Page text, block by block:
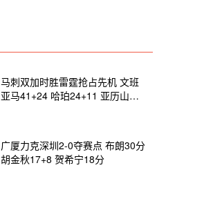
马刺双加时胜雷霆抢占先机 文班
亚马41+24 哈珀24+11 亚历山大
广厦力克深圳2-0夺赛点 布朗30分
胡金秋17+8 贺希宁18分